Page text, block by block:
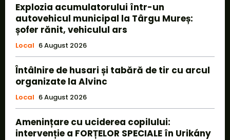
Explozia acumulatorului într-un
autovehicul municipal la Târgu Mureș:
șofer rănit, vehiculul ars
Local 6 August 2026
Întâlnire de husari și tabără de tir cu arcul
organizate la Alvinc
Local 6 August 2026
Amenințare cu uciderea copilului:
intervenție a FORȚELOR SPECIALE în Urikány